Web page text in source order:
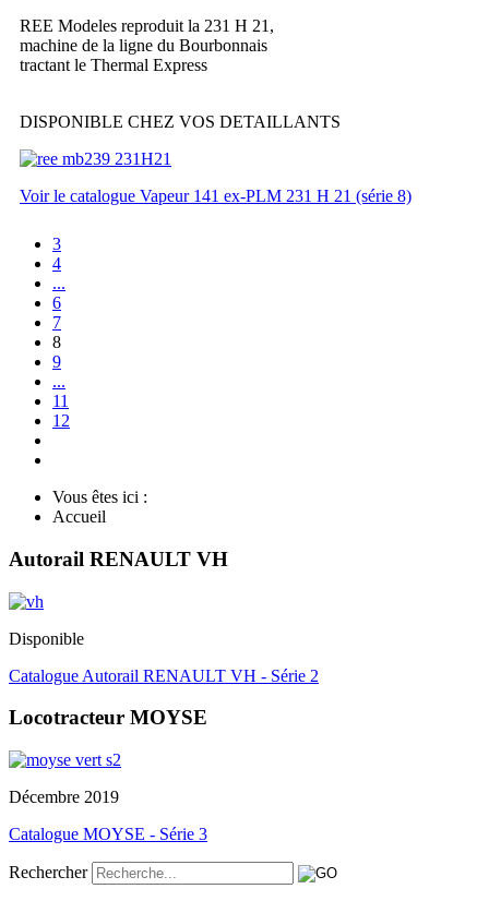
REE Modeles reproduit la 231 H 21,
machine de la ligne du Bourbonnais
tractant le Thermal Express
DISPONIBLE CHEZ VOS DETAILLANTS
Voir le catalogue Vapeur 141 ex-PLM 231 H 21 (série 8)
3
4
...
6
7
8
9
...
11
12
Vous êtes ici :
Accueil
Autorail RENAULT VH
Disponible
Catalogue Autorail RENAULT VH - Série 2
Locotracteur MOYSE
Décembre 2019
Catalogue MOYSE - Série 3
Rechercher